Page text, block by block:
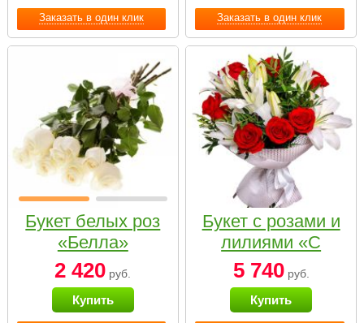
Заказать в один клик Заказать в один клик
Букет белых роз
«Белла»
2 420 руб.
Купить
Букет с розами и
лилиями «С
наилучшими
пожеланиями»
5 740руб.
Купить